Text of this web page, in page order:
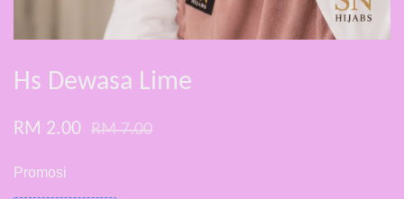
Hs Dewasa Lime
RM 2.00 RM 7.00
Promosi